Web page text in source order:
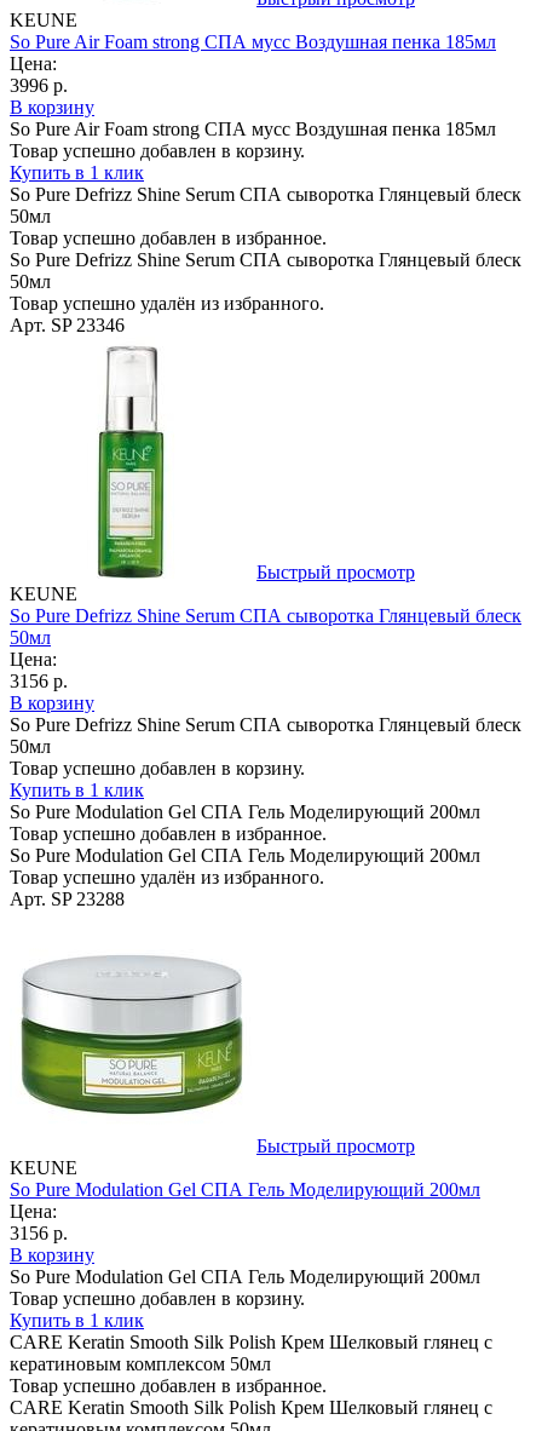
KEUNE
So Pure Air Foam strong СПА мусс Воздушная пенка 185мл
Цена:
3996 р.
В корзину
So Pure Air Foam strong СПА мусс Воздушная пенка 185мл
Товар успешно добавлен в корзину.
Купить в 1 клик
So Pure Defrizz Shine Serum СПА сыворотка Глянцевый блеск
50мл
Товар успешно добавлен в избранное.
So Pure Defrizz Shine Serum СПА сыворотка Глянцевый блеск
50мл
Товар успешно удалён из избранного.
Арт. SP 23346
Быстрый просмотр
KEUNE
So Pure Defrizz Shine Serum СПА сыворотка Глянцевый блеск
50мл
Цена:
3156 р.
В корзину
So Pure Defrizz Shine Serum СПА сыворотка Глянцевый блеск
50мл
Товар успешно добавлен в корзину.
Купить в 1 клик
So Pure Modulation Gel СПА Гель Моделирующий 200мл
Товар успешно добавлен в избранное.
So Pure Modulation Gel СПА Гель Моделирующий 200мл
Товар успешно удалён из избранного.
Арт. SP 23288
Быстрый просмотр
KEUNE
So Pure Modulation Gel СПА Гель Моделирующий 200мл
Цена:
3156 р.
В корзину
So Pure Modulation Gel СПА Гель Моделирующий 200мл
Товар успешно добавлен в корзину.
Купить в 1 клик
CARE Keratin Smooth Silk Polish Крем Шелковый глянец с
кератиновым комплексом 50мл
Товар успешно добавлен в избранное.
CARE Keratin Smooth Silk Polish Крем Шелковый глянец с